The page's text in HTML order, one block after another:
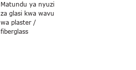
Matundu ya nyuzi
za glasi kwa wavu
wa plaster /
fiberglass